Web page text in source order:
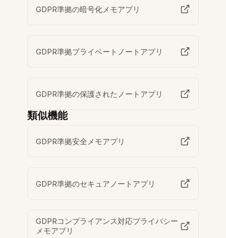
GDPR準拠の暗号化メモアプリ
GDPR準拠プライベートノートアプリ
GDPR準拠の保護されたノートアプリ
類似機能
GDPR準拠安全メモアプリ
GDPR準拠のセキュアノートアプリ
GDPRコンプライアンス対応プライバシー
メモアプリ